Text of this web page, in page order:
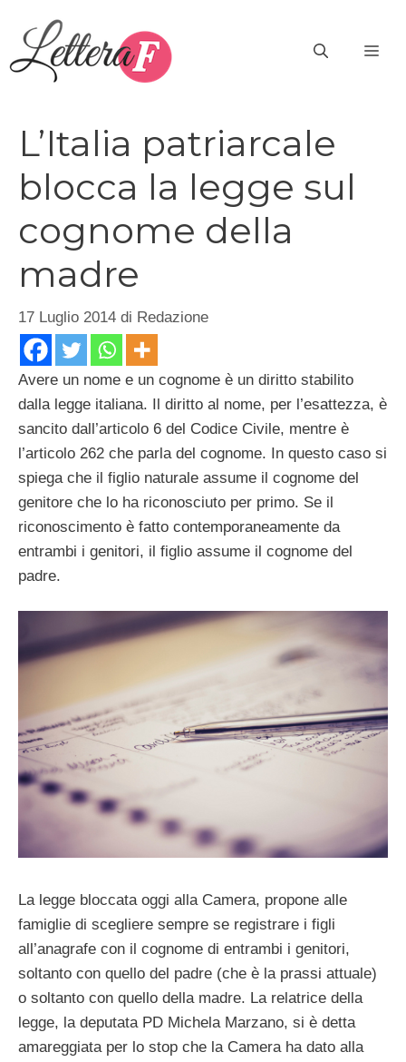
contenuto
L’Italia patriarcale
blocca la legge sul
cognome della
madre
17 Luglio 2014 di Redazione
Avere un nome e un cognome è un diritto stabilito
dalla legge italiana. Il diritto al nome, per l’esattezza, è
sancito dall’articolo 6 del Codice Civile, mentre è
l’articolo 262 che parla del cognome. In questo caso si
spiega che il figlio naturale assume il cognome del
genitore che lo ha riconosciuto per primo. Se il
riconoscimento è fatto contemporaneamente da
entrambi i genitori, il figlio assume il cognome del
padre.
La legge bloccata oggi alla Camera, propone alle
famiglie di scegliere sempre se registrare i figli
all’anagrafe con il cognome di entrambi i genitori,
soltanto con quello del padre (che è la prassi attuale)
o soltanto con quello della madre. La relatrice della
legge, la deputata PD Michela Marzano, si è detta
amareggiata per lo stop che la Camera ha dato alla